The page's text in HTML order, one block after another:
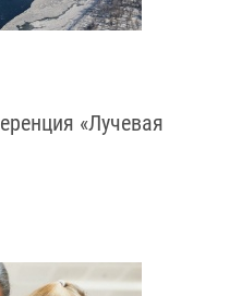
«Лучевая